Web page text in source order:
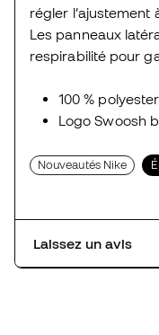
régler l’ajustement
Les panneaux
respirabilité pour
100 % polyester
Logo Swoosh
Nouveautés Nike
Laissez un avis